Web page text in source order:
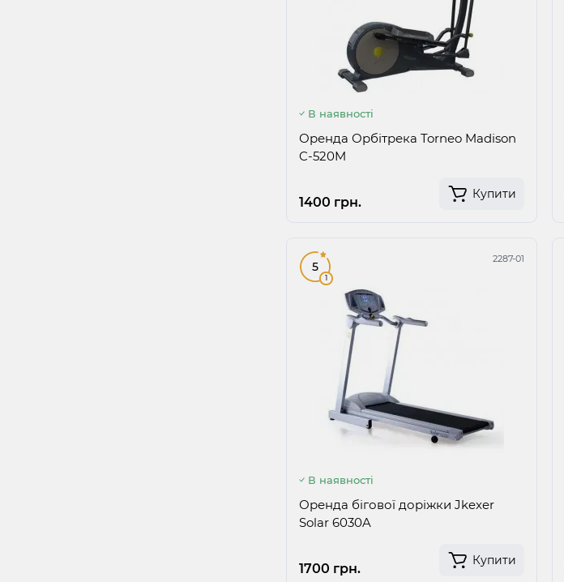
В наявності
Оренда Орбітрека Torneo Madison
C-520M
1400 грн.
Купити
2287-01
5
1
В наявності
Оренда бігової доріжки Jkexer
Solar 6030A
1700 грн.
Купити